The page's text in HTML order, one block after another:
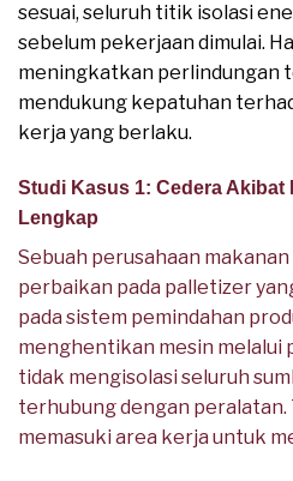
sesuai, seluruh titik isolasi
sebelum pekerjaan dimulai.
meningkatkan perlindungan
mendukung kepatuhan
kerja yang berlaku.
Studi Kasus 1: Cedera
Lengkap
Sebuah perusahaan
perbaikan pada palletizer
pada sistem pemindahan
menghentikan mesin melalui
tidak mengisolasi seluruh
terhubung dengan peralatan.
memasuki area kerja untuk